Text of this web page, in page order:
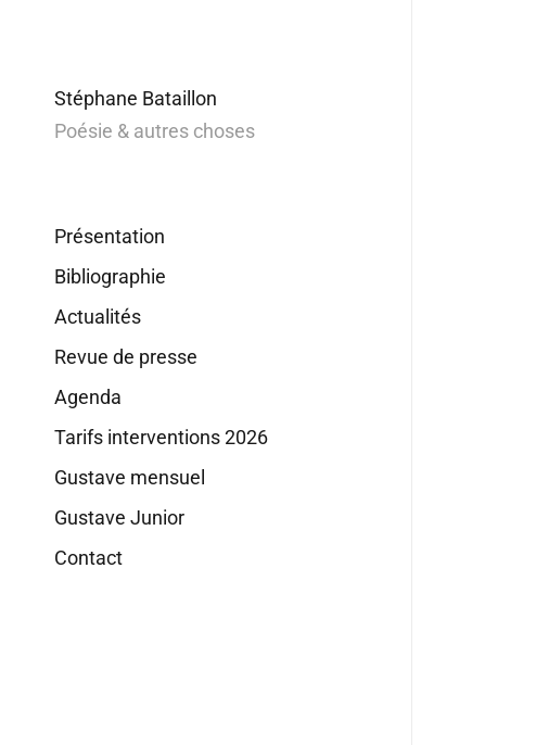
Stéphane Bataillon
Poésie & autres choses
Présentation
Bibliographie
Actualités
Revue de presse
Agenda
Tarifs interventions 2026
Gustave mensuel
Gustave Junior
Contact